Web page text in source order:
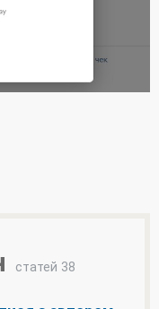
статей 38